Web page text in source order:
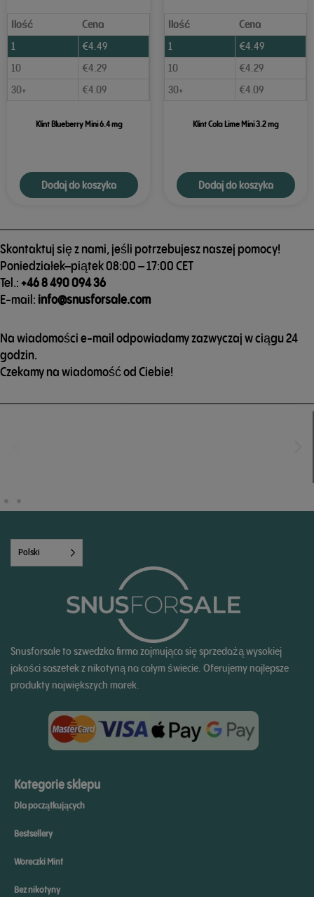
Ilość
Cena
1
€4.49
10
€4.29
30+
€4.09
Klint Blueberry Mini 6.4 mg
Dodaj do koszyka
Ilość
Cena
1
€4.49
10
€4.29
30+
€4.09
Klint Cola Lime Mini 3.2 mg
Dodaj do koszyka
Skontaktuj się z nami, jeśli potrzebujesz naszej pomocy!
Poniedziałek–piątek 08:00 – 17:00 CET
Tel.:+46 8 490 094 36
E-mail:info@snusforsale.com
Na wiadomości e-mail odpowiadamy zazwyczaj w ciągu 24
godzin.
Czekamy na wiadomość od Ciebie!
Polski
Snusforsale to szwedzka firma zajmująca się sprzedażą wysokiej
jakości saszetek z nikotyną na całym świecie. Oferujemy najlepsze
produkty największych marek.
Kategorie sklepu
Dla początkujących
Bestsellery
Woreczki Mint
Bez nikotyny